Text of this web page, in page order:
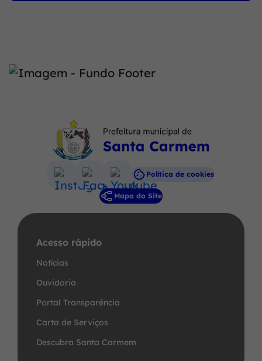
Acessar
Rede
Social
Instagram
Acessar
Rede
Social
Acessar
a
Rede
Política de cookies
Mapa do Site
Acesso rápido
Notícias
Ouvidoria
Portal Transparência
Carta de Serviços
Descubra Santa Carmem